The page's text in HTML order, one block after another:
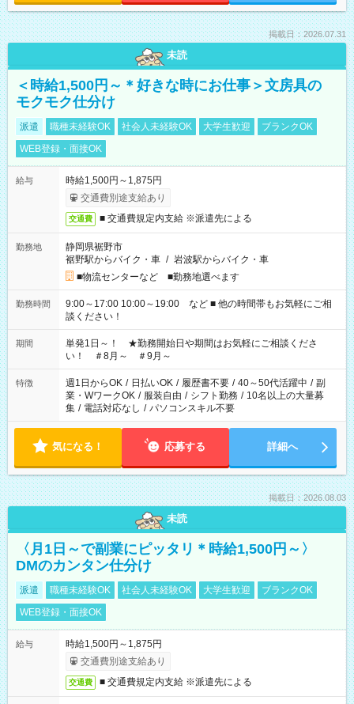
掲載日：2026.07.31
未読
＜時給1,500円～＊好きな時にお仕事＞文房具の
モクモク仕分け
派遣 職種未経験OK 社会人未経験OK 大学生歓迎
ブランクOK
WEB登録・面接OK
給与
時給1,500円～1,875円
交通費別途支給あり
交通費 ■ 交通費規定内支給 ※派遣先による
勤務地
静岡県裾野市
裾野駅からバイク・車 / 岩波駅からバイク・車
■物流センターなど ■勤務地選べます
勤務時間
9:00～17:00 10:00～19:00 など ■ 他の時間帯もお気軽にご相
談ください！
期間
単発1日～！ ★勤務開始日や期間はお気軽にご相談くださ
い！ ＃8月～ ＃9月～
特徴 週1日からOK / 日払いOK / 履歴書不要 / 40～50代活躍中 / 副
業・WワークOK / 服装自由 / シフト勤務 / 10名以上の大量募
集 / 電話対応なし / パソコンスキル不要
気になる！ 応募する 詳細へ
掲載日：2026.08.03
未読
〈月1日～で副業にピッタリ＊時給1,500円～〉
DMのカンタン仕分け
派遣 職種未経験OK 社会人未経験OK 大学生歓迎
ブランクOK
WEB登録・面接OK
給与
時給1,500円～1,875円
交通費別途支給あり
交通費 ■ 交通費規定内支給 ※派遣先による